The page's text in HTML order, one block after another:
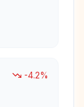
-4.2%